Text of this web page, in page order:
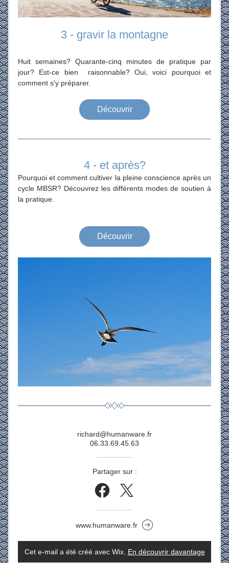
3 - gravir la montagne
Huit semaines? Quarante-cinq minutes de pratique par
jour? Est-ce bien  raisonnable? Oui, voici pourquoi et
comment s'y préparer.
Découvrir
4 - et après?
Pourquoi et comment cultiver la pleine conscience après un
cycle MBSR? Découvrez les différents modes de soutien à
la pratique.
Découvrir
richard@humanware.fr
06.33.69.45.63
Partager sur :
www.humanware.fr
Cet e-mail a été créé avec Wix. En découvrir davantage